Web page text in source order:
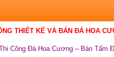
THIẾT KẾ VÀ BÁN ĐÁ HOA
Công Đá Hoa Cương – Bán Tấm